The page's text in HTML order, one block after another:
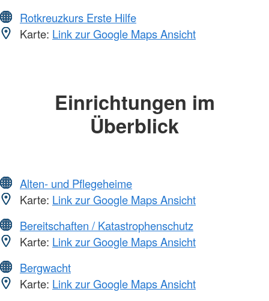
Rotkreuzkurs Erste Hilfe
Karte: Link zur Google Maps Ansicht
Einrichtungen im
Überblick
Alten- und Pflegeheime
Karte: Link zur Google Maps Ansicht
Bereitschaften / Katastrophenschutz
Karte: Link zur Google Maps Ansicht
Bergwacht
Karte: Link zur Google Maps Ansicht